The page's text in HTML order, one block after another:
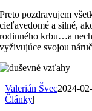
Preto pozdravujem
cieľavedomé a silné,
rodinného krbu…a
vyživujúce svojou
Valerián Švec2024-
Články|